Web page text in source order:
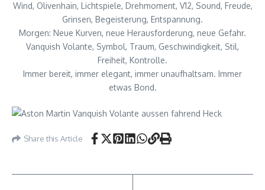
Wind, Olivenhain, Lichtspiele, Drehmoment, V12, Sound, Freude,
Grinsen, Begeisterung, Entspannung.
Morgen: Neue Kurven, neue Herausforderung, neue Gefahr.
Vanquish Volante, Symbol, Traum, Geschwindigkeit, Stil,
Freiheit, Kontrolle.
Immer bereit, immer elegant, immer unaufhaltsam. Immer
etwas Bond.
Share this Article